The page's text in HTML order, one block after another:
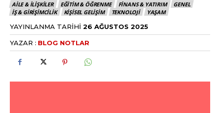
AILE & İLIŞKILER EĞITIM & ÖĞRENME FINANS & YATIRIM
GENEL
İŞ & GIRIŞIMCILIK
KIŞISEL GELIŞIM TEKNOLOJI YAŞAM
YAYINLANMA TARIHI 26 AĞUSTOS 2025
YAZAR : BLOG NOTLAR